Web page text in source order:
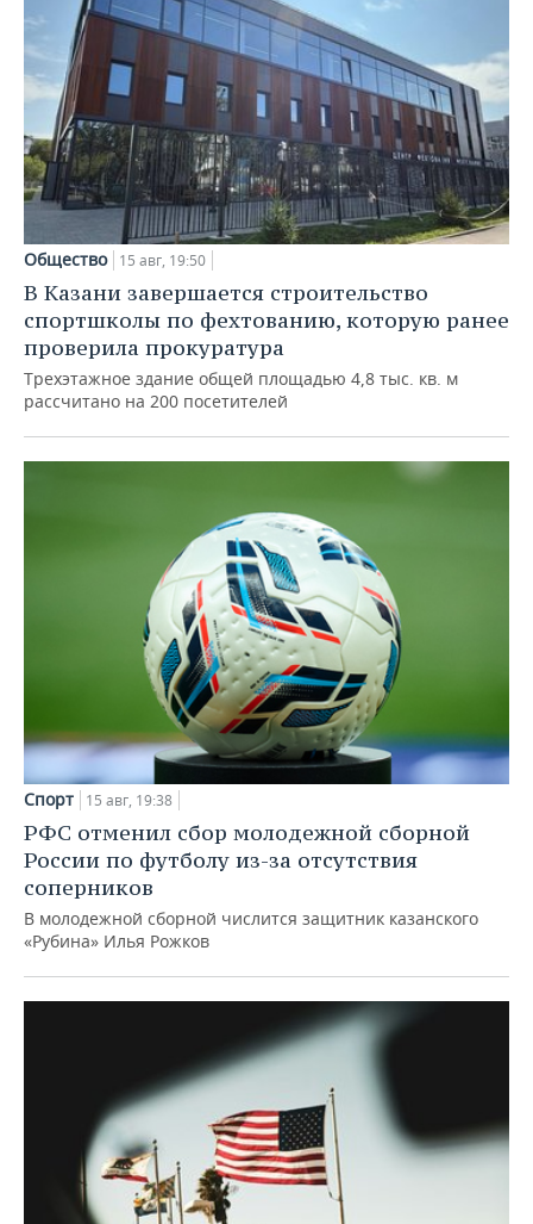
Общество 15 авг, 19:50
В Казани завершается строительство
спортшколы по фехтованию, которую ранее
проверила прокуратура
Трехэтажное здание общей площадью 4,8 тыс. кв. м
рассчитано на 200 посетителей
Спорт 15 авг, 19:38
РФС отменил сбор молодежной сборной
России по футболу из-за отсутствия
соперников
В молодежной сборной числится защитник казанского
«Рубина» Илья Рожков